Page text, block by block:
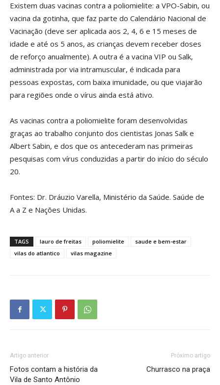
Existem duas vacinas contra a poliomielite: a VPO-Sabin, ou
vacina da gotinha, que faz parte do Calendário Nacional de
Vacinação (deve ser aplicada aos 2, 4, 6 e 15 meses de
idade e até os 5 anos, as crianças devem receber doses
de reforço anualmente). A outra é a vacina VIP ou Salk,
administrada por via intramuscular, é indicada para
pessoas expostas, com baixa imunidade, ou que viajarão
para regiões onde o vírus ainda está ativo.
As vacinas contra a poliomielite foram desenvolvidas
graças ao trabalho conjunto dos cientistas Jonas Salk e
Albert Sabin, e dos que os antecederam nas primeiras
pesquisas com vírus conduzidas a partir do início do século
20.
Fontes: Dr. Dráuzio Varella, Ministério da Saúde. Saúde de
A a Z e Nações Unidas.
TAGS lauro de freitas poliomielite
saude e bem-estar
vilas do atlantico
vilas magazine
Artigo anterior
Fotos contam a história da
Vila de Santo Antônio
Próximo artigo
Churrasco na praça